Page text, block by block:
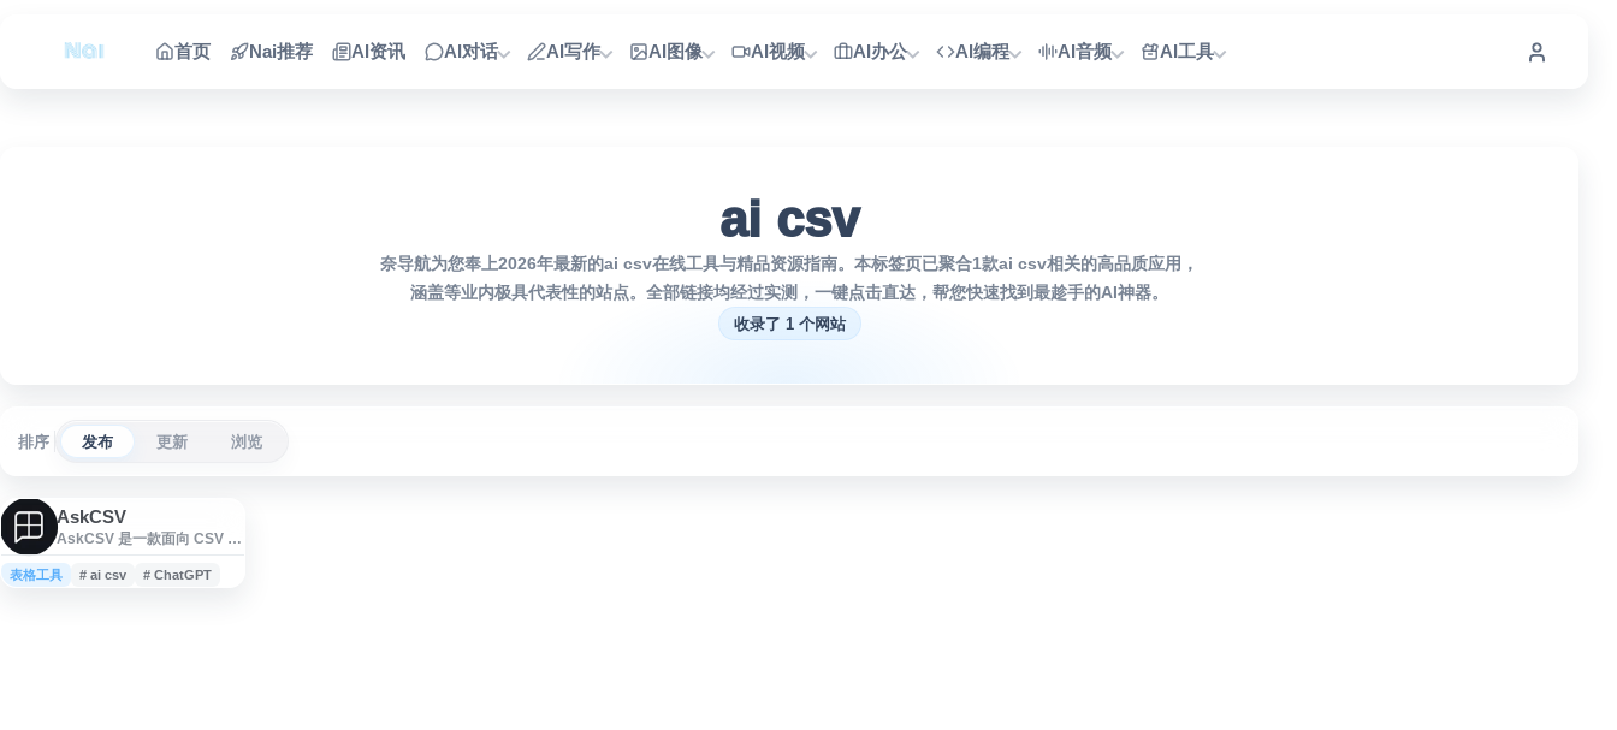
首页
Nai推荐 AI资讯 AI对话 AI写作 AI图像 AI视频 AI办公 AI编程 AI音频 AI工具
ai csv
奈导航为您奉上2026年最新的ai csv在线工具与精品资源指南。本标签页已聚合1款ai csv相关的高品质应用，
涵盖等业内极具代表性的站点。全部链接均经过实测，一键点击直达，帮您快速找到最趁手的AI神器。
收录了 1 个网站
排序 发布 更新 浏览
AskCSV
AskCSV 是一款面向 CSV 文
户通过自然语言提问来导
入、理解和分析表格数据。
表格工具 # ai csv # ChatGPT